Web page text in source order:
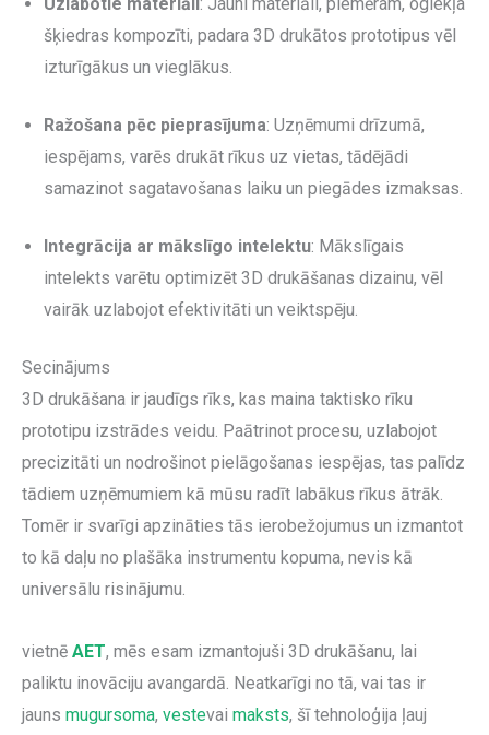
šķiedras kompozīti, padara 3D drukātos prototipus vēl
izturīgākus un vieglākus.
Ražošana pēc pieprasījuma: Uzņēmumi drīzumā,
iespējams, varēs drukāt rīkus uz vietas, tādējādi
samazinot sagatavošanas laiku un piegādes izmaksas.
Integrācija ar mākslīgo intelektu: Mākslīgais
intelekts varētu optimizēt 3D drukāšanas dizainu, vēl
vairāk uzlabojot efektivitāti un veiktspēju.
Secinājums
3D drukāšana ir jaudīgs rīks, kas maina taktisko rīku
prototipu izstrādes veidu. Paātrinot procesu, uzlabojot
precizitāti un nodrošinot pielāgošanas iespējas, tas palīdz
tādiem uzņēmumiem kā mūsu radīt labākus rīkus ātrāk.
Tomēr ir svarīgi apzināties tās ierobežojumus un izmantot
to kā daļu no plašāka instrumentu kopuma, nevis kā
universālu risinājumu.
vietnē AET, mēs esam izmantojuši 3D drukāšanu, lai
paliktu inovāciju avangardā. Neatkarīgi no tā, vai tas ir
jauns mugursoma, vestevai maksts, šī tehnoloģija ļauj